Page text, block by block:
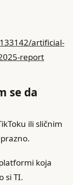
artificial-
report
se da
ili sličnim
koja
si TI.